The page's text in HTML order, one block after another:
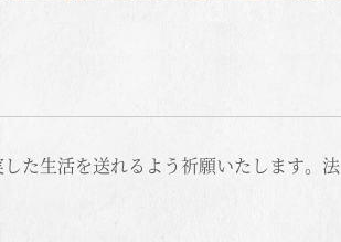
た生活を送れるよう祈願いたします。法